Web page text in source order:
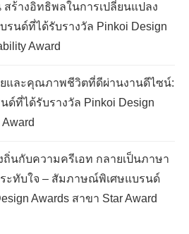
ร้างอิทธิพลในการเปลี่ยนแปลง
นด์ที่ได้รับรางวัล Pinkoi Design
Award
และคุณภาพชีวิตที่ดีผ่านงานดีไซน์:
ที่ได้รับรางวัล Pinkoi Design
นกับความครีเอท กลายเป็นภาษา
ะทับใจ – สัมภาษณ์พิเศษแบรนด์
Awards สาขา Star Award